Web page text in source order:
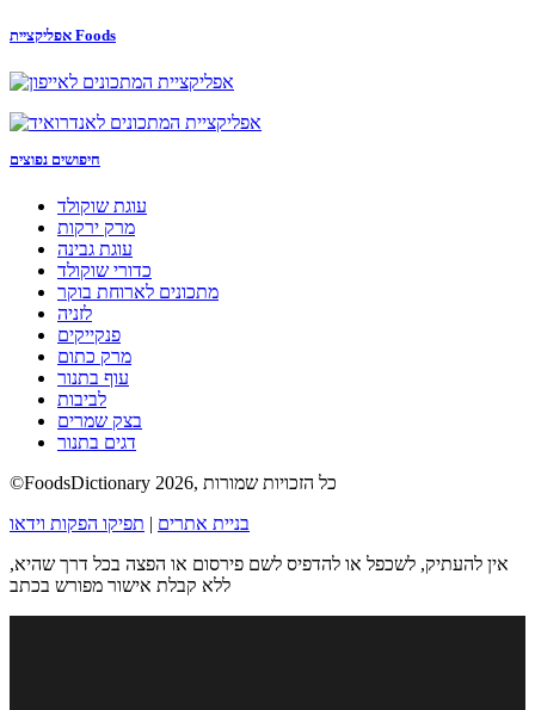
אפליקציית Foods
חיפושים נפוצים
עוגת שוקולד
מרק ירקות
עוגת גבינה
כדורי שוקולד
מתכונים לארוחת בוקר
לזניה
פנקייקים
מרק כתום
עוף בתנור
לביבות
בצק שמרים
דגים בתנור
©FoodsDictionary 2026, כל הזכויות שמורות
בניית אתרים | תפיקו הפקות וידאו
אין להעתיק, לשכפל או להדפיס לשם פירסום או הפצה בכל דרך שהיא,
ללא קבלת אישור מפורש בכתב